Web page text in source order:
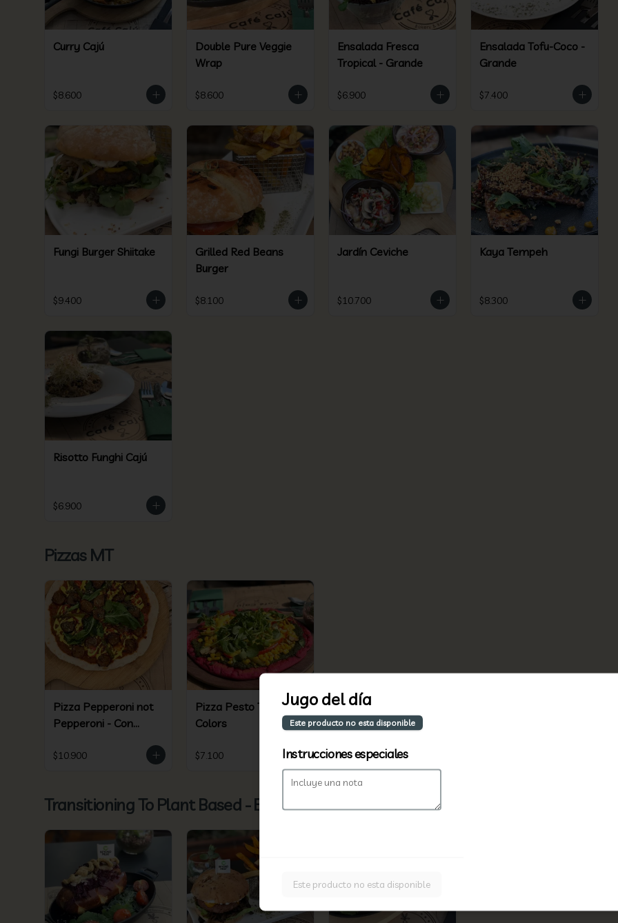
Curry Cajú
$8.600
Double Pure Veggie
Wrap
$8.600
Ensalada Fresca
Tropical - Grande
$6.900
Ensalada Tofu-Coco -
Grande
$7.400
Fungi Burger Shiitake
$9.400
Grilled Red Beans
Burger
$8.100
Jardín Ceviche
$10.700
Kaya Tempeh
$8.300
Risotto Funghi Cajú
$6.900
Pizzas MT
Pizza Pepperoni not
Pepperoni - Con
$10.900
Pizza Pesto Tofu
Colors
$7.100
Transitioning To Plant Based - Especiales Cajú MT
Jugo del día
Este producto no esta disponible
Instrucciones especiales
Este producto no esta disponible